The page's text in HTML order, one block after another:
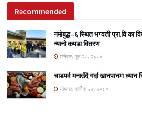
Recommended
नमोबुद्ध–६ स्थित भगवती प्रा.वि का
न्यानो कपडा वितरण
शनिबार, पुस २८, २०८०
चाडपर्व मनाउँदै गर्दा खानपानमा
सोमवार, कार्तिक २७, २०८०